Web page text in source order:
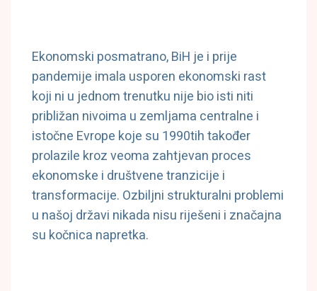
Ekonomski posmatrano, BiH je i prije
pandemije imala usporen ekonomski rast
koji ni u jednom trenutku nije bio isti niti
približan nivoima u zemljama centralne i
istočne Evrope koje su 1990tih također
prolazile kroz veoma zahtjevan proces
ekonomske i društvene tranzicije i
transformacije. Ozbiljni strukturalni problemi
u našoj državi nikada nisu riješeni i značajna
su kočnica napretka.